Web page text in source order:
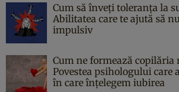
Cum să înveți toleranța la
Abilitatea care te ajută să
impulsiv
Cum ne formează copilăria
Povestea psihologului care
în care înțelegem iubirea